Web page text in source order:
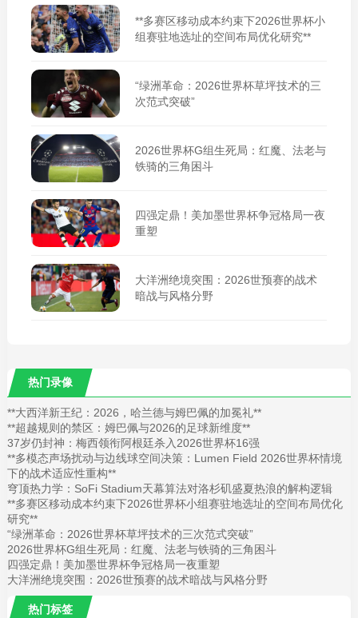
**多赛区移动成本约束下2026世界杯小
组赛驻地选址的空间布局优化研究**
“绿洲革命：2026世界杯草坪技术的三
次范式突破”
2026世界杯G组生死局：红魔、法老与
铁骑的三角困斗
四强定鼎！美加墨世界杯争冠格局一夜
重塑
大洋洲绝境突围：2026世预赛的战术
暗战与风格分野
热门录像
**大西洋新王纪：2026，哈兰德与姆巴佩的加冕礼**
**超越规则的禁区：姆巴佩与2026的足球新维度**
37岁仍封神：梅西领衔阿根廷杀入2026世界杯16强
**多模态声场扰动与边线球空间决策：Lumen Field 2026世界杯情境
下的战术适应性重构**
穹顶热力学：SoFi Stadium天幕算法对洛杉矶盛夏热浪的解构逻辑
**多赛区移动成本约束下2026世界杯小组赛驻地选址的空间布局优化
研究**
“绿洲革命：2026世界杯草坪技术的三次范式突破”
2026世界杯G组生死局：红魔、法老与铁骑的三角困斗
四强定鼎！美加墨世界杯争冠格局一夜重塑
大洋洲绝境突围：2026世预赛的战术暗战与风格分野
热门标签